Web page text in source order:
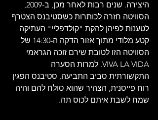
הסוויטה חזרה לכותרות כשסטיבנס הצטרף
לטענות לפיהן להקת "קולדפליי" העתיקה
קטע מלודי מתוך אזור הדקה ה-14:30 של
הסוויטה הזו לטובת שירם זוכה הגראמי
VIVA LA VIDA. למרות הסערה
התקשורתית סביב התביעה, סטיבנס הפגין
רוח פייסנית, הצהיר שהוא סולח להם והיה
שמח לשבת איתם לכוס תה.